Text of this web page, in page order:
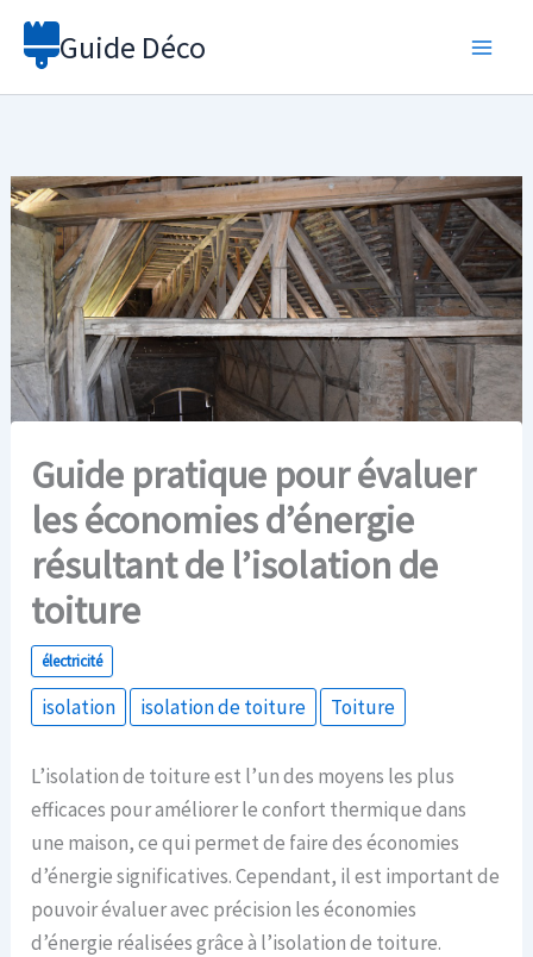
Aller
Guide Déco
Guide pratique pour évaluer
les économies d’énergie
résultant de l’isolation de
toiture
électricité
isolation isolation de toiture Toiture
L’isolation de toiture est l’un des moyens les plus
efficaces pour améliorer le confort thermique dans
une maison, ce qui permet de faire des économies
d’énergie significatives. Cependant, il est important de
pouvoir évaluer avec précision les économies
d’énergie réalisées grâce à l’isolation de toiture.